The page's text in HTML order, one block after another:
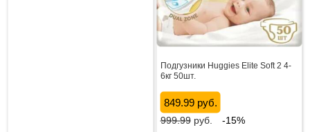
Подгузники Huggies Elite Soft 2 4-
6кг 50шт.
849.99 руб.
999.99руб. -15%